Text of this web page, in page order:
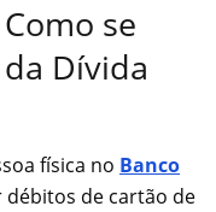
se
Dívida
física no Banco
débitos de cartão de